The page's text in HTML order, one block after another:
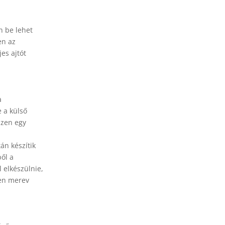
be lehet
az
ajtót
a külső
egy
készítik
a
elkészülnie,
merev